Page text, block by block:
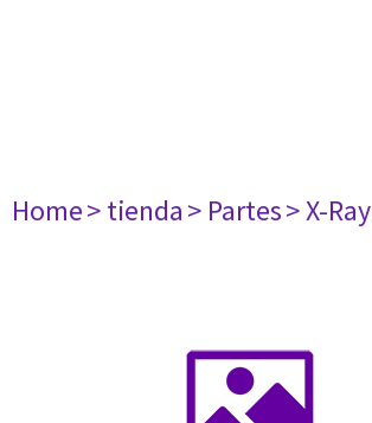
Home> tienda> Partes> X-Ray